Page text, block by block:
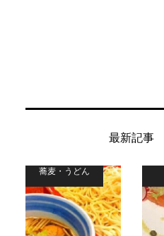
最新記事
蕎麦・うどん